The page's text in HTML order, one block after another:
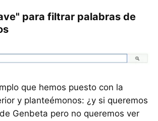
para filtrar palabras de
que hemos puesto con la
y planteémonos: ¿y si queremos
Genbeta pero no queremos ver